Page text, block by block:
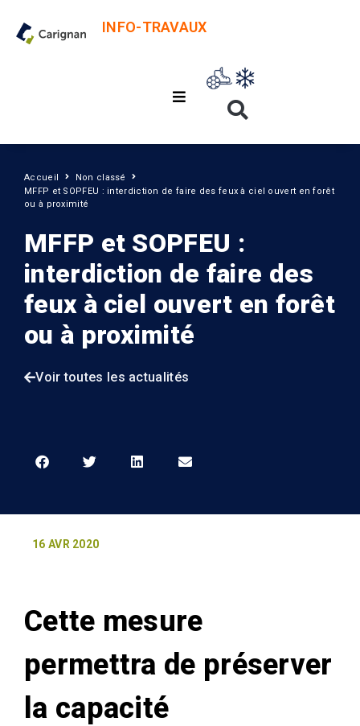
INFO-TRAVAUX
Accueil
Non classé
MFFP et SOPFEU : interdiction de faire des feux à ciel ouvert en forêt
ou à proximité
MFFP et SOPFEU :
interdiction de faire des
feux à ciel ouvert en forêt
ou à proximité
Voir toutes les actualités
16 AVR 2020
Cette mesure
permettra de préserver
la capacité